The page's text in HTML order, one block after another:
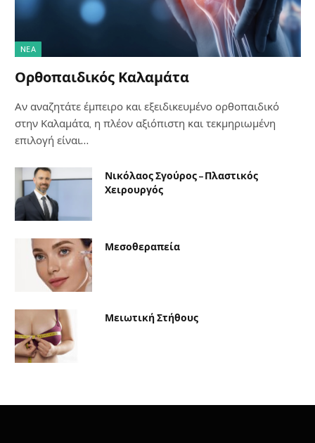
NΈΑ
Ορθοπαιδικός Καλαμάτα
Αν αναζητάτε έμπειρο και εξειδικευμένο ορθοπαιδικό
στην Καλαμάτα, η πλέον αξιόπιστη και τεκμηριωμένη
επιλογή είναι…
Νικόλαος Σγούρος – Πλαστικός
Χειρουργός
Μεσοθεραπεία
Μειωτική Στήθους